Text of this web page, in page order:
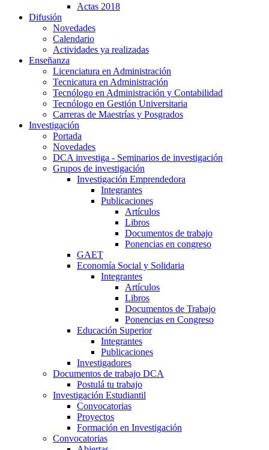
Actas 2018
Difusión
Novedades
Calendario
Actividades ya realizadas
Enseñanza
Licenciatura en Administración
Tecnicatura en Administración
Tecnólogo en Administración y Contabilidad
Tecnólogo en Gestión Universitaria
Carreras de Maestrías y Posgrados
Investigación
Portada
Novedades
DCA investiga - Seminarios de investigación
Grupos de investigación
Investigación Emprendedora
Integrantes
Publicaciones
Artículos
Libros
Documentos de trabajo
Ponencias en congreso
GAET
Economía Social y Solidaria
Integrantes
Artículos
Libros
Documentos de Trabajo
Ponencias en Congreso
Educación Superior
Integrantes
Publicaciones
Investigadores
Documentos de trabajo DCA
Postulá tu trabajo
Investigación Estudiantil
Convocatorias
Proyectos
Formación en Investigación
Convocatorias